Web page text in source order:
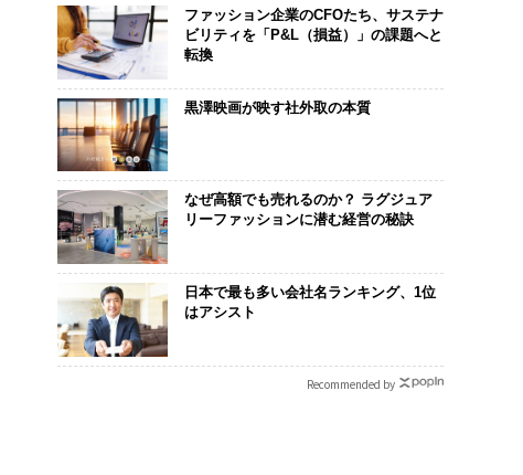
ファッション企業のCFOたち、サステナ
ビリティを「P&L（損益）」の課題へと
転換
黒澤映画が映す社外取の本質
なぜ高額でも売れるのか？ ラグジュア
リーファッションに潜む経営の秘訣
日本で最も多い会社名ランキング、1位
はアシスト
Recommended by